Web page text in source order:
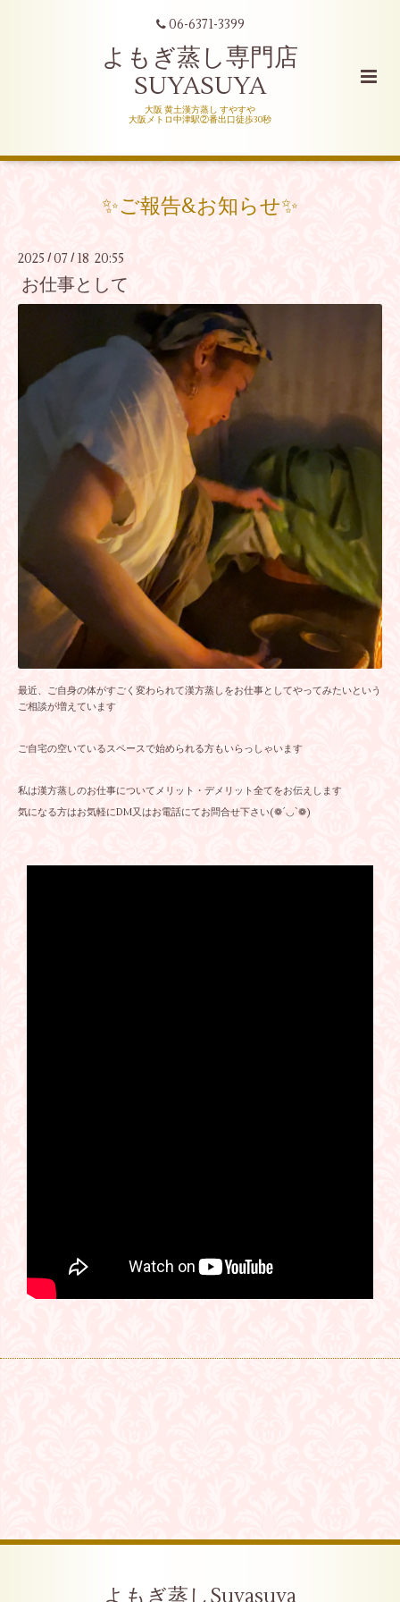
06-6371-3399
よもぎ蒸し専門店
SUYASUYA
大阪 黄土漢方蒸し すやすや
大阪メトロ中津駅②番出口徒歩30秒
✨ご報告&お知らせ✨
2025 / 07 / 18 20:55
お仕事として
最近、ご自身の体がすごく変わられて漢方蒸しをお仕事としてやってみたいという
ご相談が増えています
ご自宅の空いているスペースで始められる方もいらっしゃいます
私は漢方蒸しのお仕事についてメリット・デメリット全てをお伝えします
気になる方はお気軽にDM又はお電話にてお問合せ下さい(❁´◡`❁)
よもぎ蒸しSuyasuya